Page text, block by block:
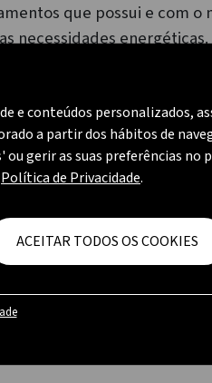
que possui e com o
necessidades energéticas.
gás no
e conteúdos personalizados,
a partir dos hábitos de
gerir as suas preferências no
Política de Privacidade.
ACEITAR TODOS OS COOKIES